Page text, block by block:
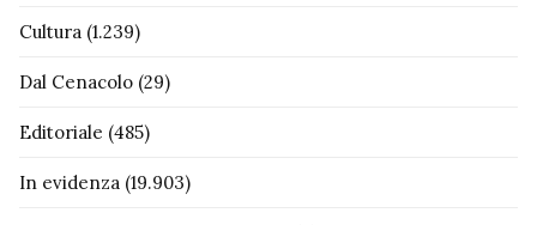
Cultura (1.239)
Dal Cenacolo (29)
Editoriale (485)
In evidenza (19.903)